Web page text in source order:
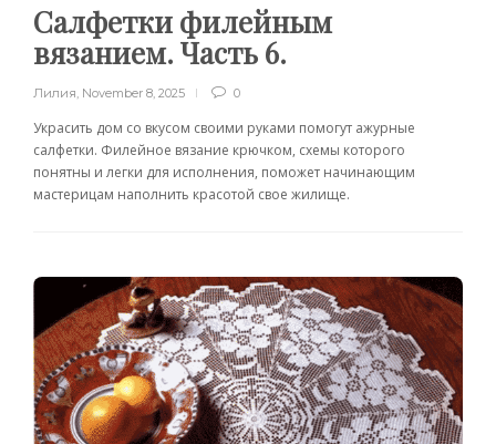
Салфетки филейным
вязанием. Часть 6.
Лилия November 8, 2025 0
Украсить дом со вкусом своими руками помогут ажурные
салфетки. Филейное вязание крючком, схемы которого
понятны и легки для исполнения, поможет начинающим
мастерицам наполнить красотой свое жилище.